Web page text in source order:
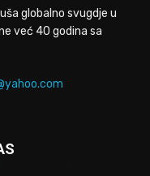
globalno svugdje u
već 40 godina sa